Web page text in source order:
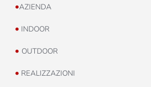
•AZIENDA
• INDOOR
• OUTDOOR
• REALIZZAZIONI